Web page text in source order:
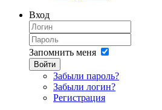
Вход
Запомнить меня
Войти
Забыли пароль?
Забыли логин?
Регистрация